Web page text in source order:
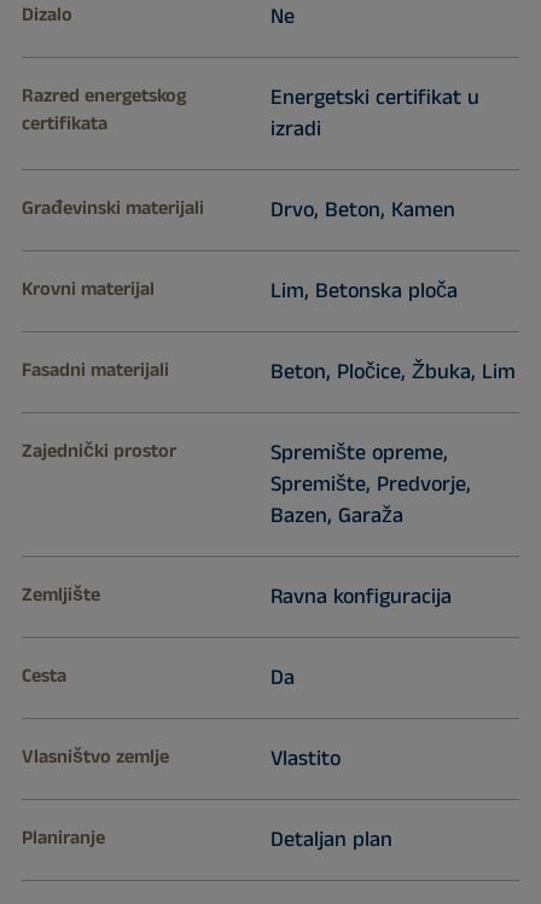
Dizalo Ne
Razred energetskog
certifikata
Energetski certifikat u
izradi
Građevinski materijali Drvo, Beton, Kamen
Krovni materijal Lim, Betonska ploča
Fasadni materijali Beton, Pločice, Žbuka, Lim
Zajednički prostor
Spremište opreme,
Spremište, Predvorje,
Bazen, Garaža
Zemljište Ravna konfiguracija
Cesta Da
Vlasništvo zemlje Vlastito
Planiranje Detaljan plan